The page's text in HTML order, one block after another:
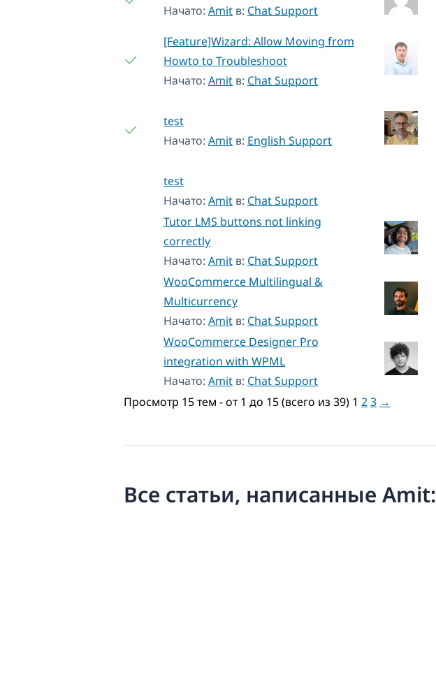
Начато: Amit в: Chat Support
[Feature]Wizard: Allow Moving from
Howto to Troubleshoot
Начато: Amit в: Chat Support
test
Начато: Amit в: English Support
test
Начато: Amit в: Chat Support
Tutor LMS buttons not linking
correctly
Начато: Amit в: Chat Support
WooCommerce Multilingual &
Multicurrency
Начато: Amit в: Chat Support
WooCommerce Designer Pro
integration with WPML
Начато: Amit в: Chat Support
Просмотр 15 тем - от 1 до 15 (всего из 39) 1 23 →
Все статьи, написанные Amit: